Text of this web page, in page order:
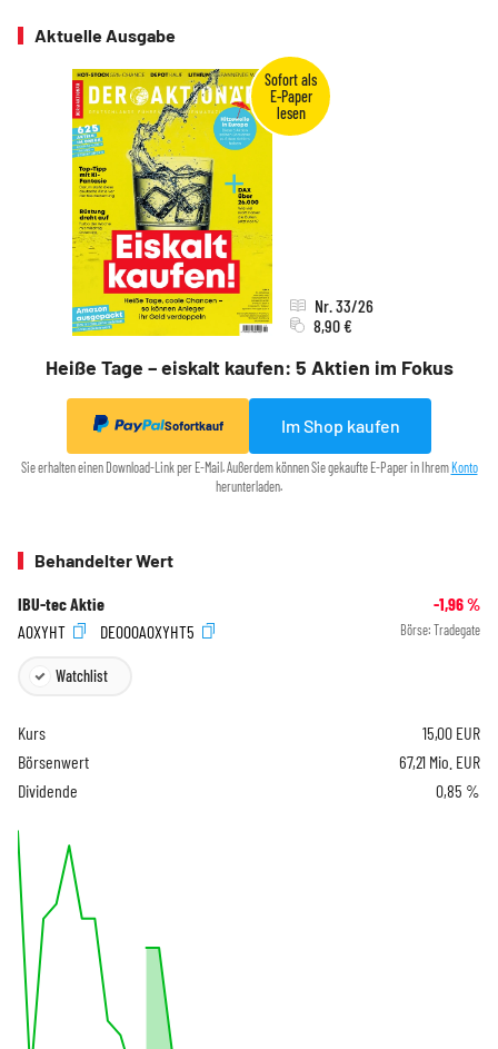
Aktuelle Ausgabe
Heiße Tage – eiskalt kaufen: 5 Aktien im Fokus
Nr. 33/26
8,90 €
Sofortkauf Im Shop kaufen
Sie erhalten einen Download-Link per E-Mail. Außerdem können Sie gekaufte E-Paper in IhremKonto
herunterladen.
Behandelter Wert
IBU-tec Aktie -1,96%
A0XYHT
DE000A0XYHT5 Börse: Tradegate
Watchlist
Kurs 15,00 EUR
Börsenwert
67,21 Mio. EUR
Dividende
0,85 %